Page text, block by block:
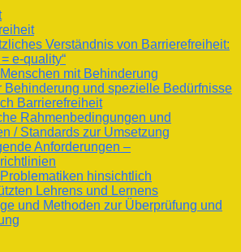
Verständnis von Barrierefreiheit:
e-quality“
mit Behinderung
Behinderung und spezielle Bedürfnisse
Barrierefreiheit
Rahmenbedingungen und
/ Standards zur Umsetzung
Anforderungen –
hinsichtlich
Lehrens und Lernens
und Methoden zur Überprüfung und